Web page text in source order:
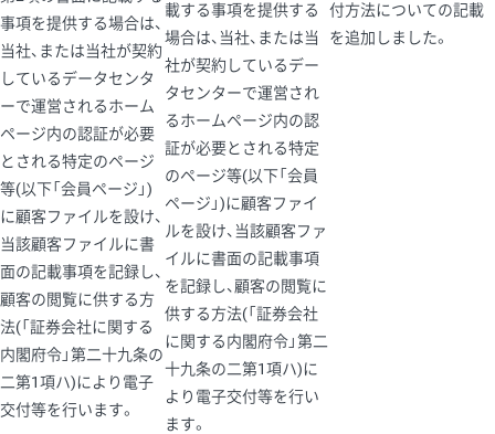
付方法についての記載
を追加しました。
事項を提供する場合は、
当社、または当社が契約
しているデータセンタ
ーで運営されるホーム
ページ内の認証が必要
とされる特定のページ
等(以下「会員ページ」)
に顧客ファイルを設け、
当該顧客ファイルに書
面の記載事項を記録し、
顧客の閲覧に供する方
法(「証券会社に関する
内閣府令」第二十九条の
二第1項ハ)により電子
交付等を行います。
載する事項を提供する
場合は、当社、または当
社が契約しているデー
タセンターで運営され
るホームページ内の認
証が必要とされる特定
のページ等(以下「会員
ページ」)に顧客ファイ
ルを設け、当該顧客ファ
イルに書面の記載事項
を記録し、顧客の閲覧に
供する方法(「証券会社
に関する内閣府令」第二
十九条の二第1項ハ)に
より電子交付等を行い
ます。